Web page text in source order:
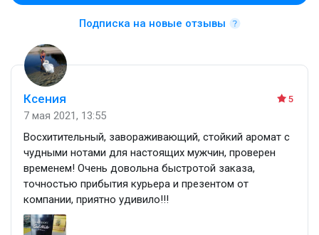
Подписка на новые отзывы
5
Ксения
7 мая 2021, 13:55
Восхитительный, завораживающий, стойкий аромат с
чудными нотами для настоящих мужчин, проверен
временем! Очень довольна быстротой заказа,
точностью прибытия курьера и презентом от
компании, приятно удивило!!!